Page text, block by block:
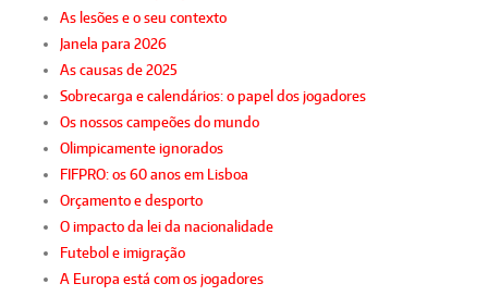
As lesões e o seu contexto
Janela para 2026
As causas de 2025
Sobrecarga e calendários: o papel dos jogadores
Os nossos campeões do mundo
Olimpicamente ignorados
FIFPRO: os 60 anos em Lisboa
Orçamento e desporto
O impacto da lei da nacionalidade
Futebol e imigração
A Europa está com os jogadores